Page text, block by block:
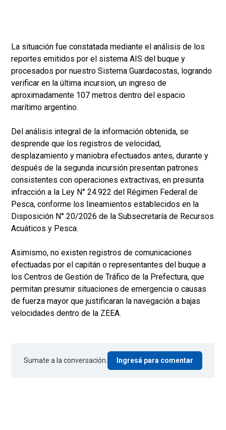
La situación fue constatada mediante el análisis de los
reportes emitidos por el sistema AIS del buque y
procesados por nuestro Sistema Guardacostas, logrando
verificar en la última incursion, un ingreso de
aproximadamente 107 metros dentro del espacio
marítimo argentino.
Del análisis integral de la información obtenida, se
desprende que los registros de velocidad,
desplazamiento y maniobra efectuados antes, durante y
después de la segunda incursión presentan patrones
consistentes con operaciones extractivas, en presunta
infracción a la Ley N° 24.922 del Régimen Federal de
Pesca, conforme los lineamientos establecidos en la
Disposición N° 20/2026 de la Subsecretaría de Recursos
Acuáticos y Pesca.
Asimismo, no existen registros de comunicaciones
efectuadas por el capitán o representantes del buque a
los Centros de Gestión de Tráfico de la Prefectura, que
permitan presumir situaciones de emergencia o causas
de fuerza mayor que justificaran la navegación a bajas
velocidades dentro de la ZEEA.
Sumate a la conversación. Ingresá para comentar